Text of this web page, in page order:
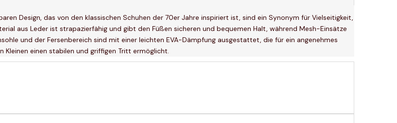
Design, das von den klassischen Schuhen der 70er Jahre inspiriert ist, sind ein Synonym für Vielseitigkeit,
aus Leder ist strapazierfähig und gibt den Füßen sicheren und bequemen Halt, während Mesh-Einsätze
und der Fersenbereich sind mit einer leichten EVA-Dämpfung ausgestattet, die für ein angenehmes
einen stabilen und griffigen Tritt ermöglicht.